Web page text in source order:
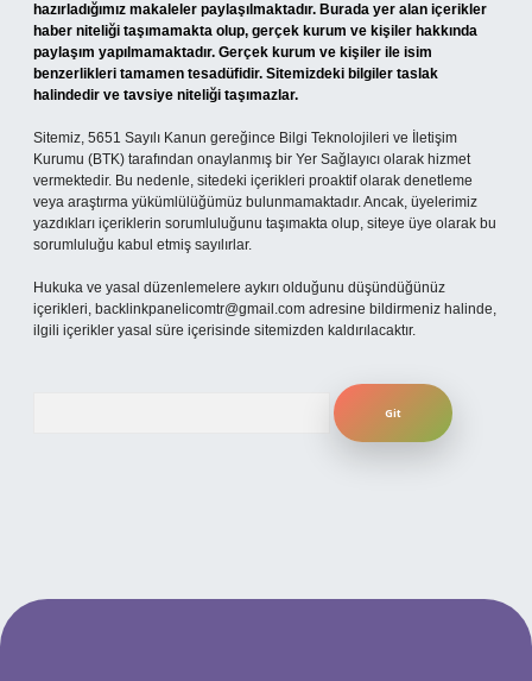
hazırladığımız makaleler paylaşılmaktadır. Burada yer alan içerikler
haber niteliği taşımamakta olup, gerçek kurum ve kişiler hakkında
paylaşım yapılmamaktadır. Gerçek kurum ve kişiler ile isim
benzerlikleri tamamen tesadüfidir. Sitemizdeki bilgiler taslak
halindedir ve tavsiye niteliği taşımazlar.
Sitemiz, 5651 Sayılı Kanun gereğince Bilgi Teknolojileri ve İletişim
Kurumu (BTK) tarafından onaylanmış bir Yer Sağlayıcı olarak hizmet
vermektedir. Bu nedenle, sitedeki içerikleri proaktif olarak denetleme
veya araştırma yükümlülüğümüz bulunmamaktadır. Ancak, üyelerimiz
yazdıkları içeriklerin sorumluluğunu taşımakta olup, siteye üye olarak bu
sorumluluğu kabul etmiş sayılırlar.
Hukuka ve yasal düzenlemelere aykırı olduğunu düşündüğünüz
içerikleri, backlinkpanelicomtr@gmail.com adresine bildirmeniz halinde,
ilgili içerikler yasal süre içerisinde sitemizden kaldırılacaktır.
betexper.xyz